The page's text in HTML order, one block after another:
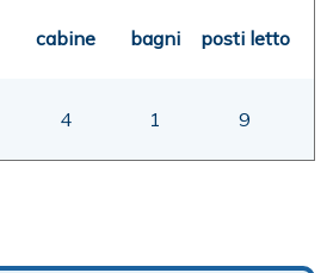
cabine bagni posti letto
4 1 9